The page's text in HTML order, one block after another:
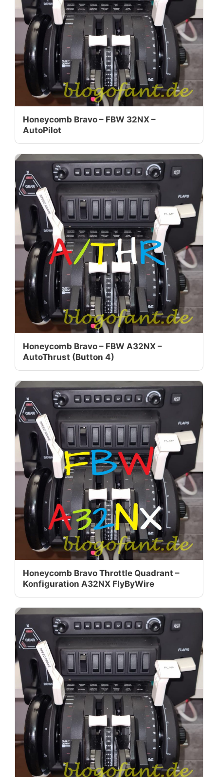
Honeycomb Bravo – FBW 32NX –
AutoPilot
Honeycomb Bravo – FBW A32NX –
AutoThrust (Button 4)
Honeycomb Bravo Throttle Quadrant –
Konfiguration A32NX FlyByWire